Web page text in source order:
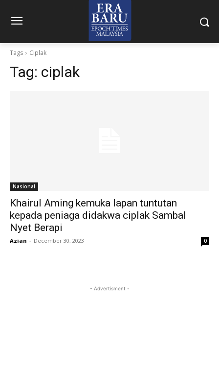
Tags Ciplak
Tag: ciplak
Nasional
Khairul Aming kemuka lapan tuntutan
kepada peniaga didakwa ciplak Sambal
Nyet Berapi
Azian - December 30, 2023 0
- Advertisment -